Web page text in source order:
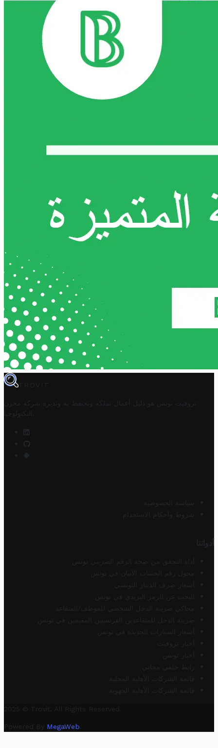
TROVIT
تروفيت تونس هو دليل أعمال تملكه وتحتفظ به وتديره
شركة مخزن
التكنولوجيا
سياسة الخصوصية
شروط وأحكام الاستخدام
أدواتنا
أداة التحقق من صحة الرقم الضريبي تونس
محول رقم الحساب الآيبان في تونس
أسعار صرف الدينار التونسي
البحث عن الرمز البريدي في تونس
محاكي ضريبة الدخل الشخصي للموظف/المتقاعد
ضريبة الدخل للمتقاعدين الفرنسيين المقيمين في تونس
أسعار السيارات الجديدة في تونس
أخبار تروفيت
أخبار تونس
رابط خلفي مجاني
قائمة الشركات الأهلية المحلية
قائمة الشركات الأهلية الجهوية
2025 © Trovit. All Rights Reserved.
Powered By MegaWeb